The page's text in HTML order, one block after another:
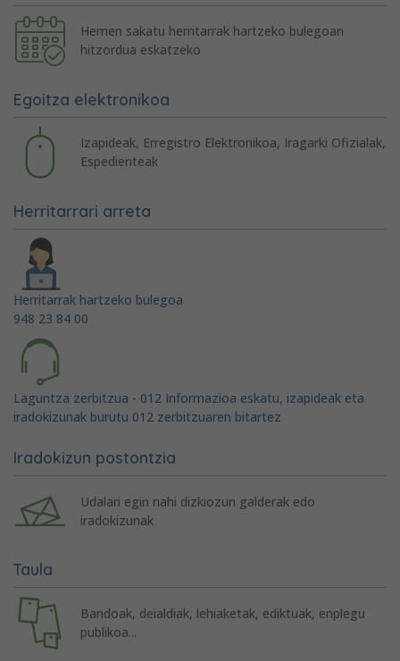
Hemen sakatu herritarrak hartzeko bulegoan
hitzordua eskatzeko
Egoitza elektronikoa
Izapideak, Erregistro Elektronikoa, Iragarki Ofizialak,
Espedienteak
Herritarrari arreta
Herritarrak hartzeko bulegoa
948 23 84 00
Laguntza zerbitzua - 012 Informazioa eskatu, izapideak eta
iradokizunak burutu 012 zerbitzuaren bitartez
Iradokizun postontzia
Udalari egin nahi dizkiozun galderak edo
iradokizunak
Taula
Bandoak, deialdiak, lehiaketak, ediktuak, enplegu
publikoa...